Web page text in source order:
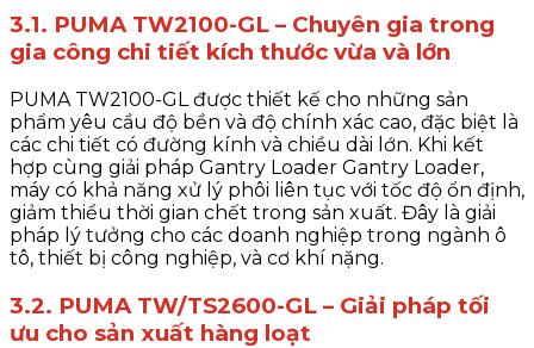
3.1. PUMA TW2100-GL – Chuyên gia trong
gia công chi tiết kích thước vừa và lớn
PUMA TW2100-GL được thiết kế cho những sản
phẩm yêu cầu độ bền và độ chính xác cao, đặc biệt là
các chi tiết có đường kính và chiều dài lớn. Khi kết
hợp cùng giải pháp Gantry Loader​ Gantry Loader,
máy có khả năng xử lý phôi liên tục với tốc độ ổn định,
giảm thiểu thời gian chết trong sản xuất. Đây là giải
pháp lý tưởng cho các doanh nghiệp trong ngành ô
tô, thiết bị công nghiệp, và cơ khí nặng.
3.2. PUMA TW/TS2600-GL – Giải pháp tối
ưu cho sản xuất hàng loạt